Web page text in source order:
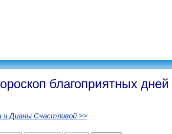
благоприятных дней
Дианы Счастливой >>